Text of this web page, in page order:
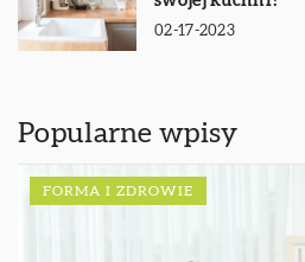
02-17-2023
Popularne wpisy
FORMA I ZDROWIE